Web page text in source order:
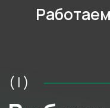
Работаем